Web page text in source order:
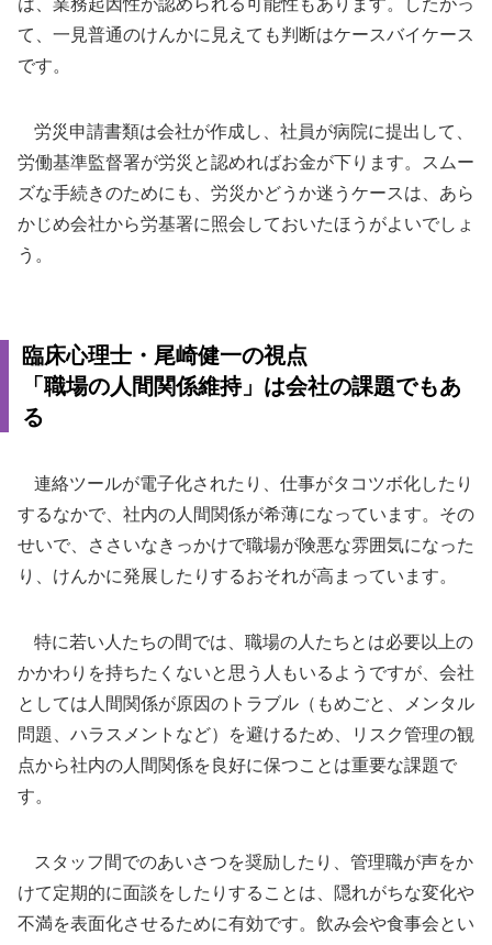
て、一見普通のけんかに見えても判断はケースバイケース
です。
労災申請書類は会社が作成し、社員が病院に提出して、
労働基準監督署が労災と認めればお金が下ります。スムー
ズな手続きのためにも、労災かどうか迷うケースは、あら
かじめ会社から労基署に照会しておいたほうがよいでしょ
う。
臨床心理士・尾崎健一の視点
「職場の人間関係維持」は会社の課題でもあ
る
連絡ツールが電子化されたり、仕事がタコツボ化したり
するなかで、社内の人間関係が希薄になっています。その
せいで、ささいなきっかけで職場が険悪な雰囲気になった
り、けんかに発展したりするおそれが高まっています。
特に若い人たちの間では、職場の人たちとは必要以上の
かかわりを持ちたくないと思う人もいるようですが、会社
としては人間関係が原因のトラブル（もめごと、メンタル
問題、ハラスメントなど）を避けるため、リスク管理の観
点から社内の人間関係を良好に保つことは重要な課題で
す。
スタッフ間でのあいさつを奨励したり、管理職が声をか
けて定期的に面談をしたりすることは、隠れがちな変化や
不満を表面化させるために有効です。飲み会や食事会とい